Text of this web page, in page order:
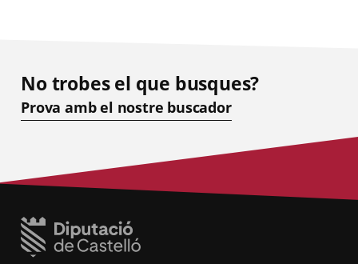
No trobes el que busques?
Prova amb el nostre buscador